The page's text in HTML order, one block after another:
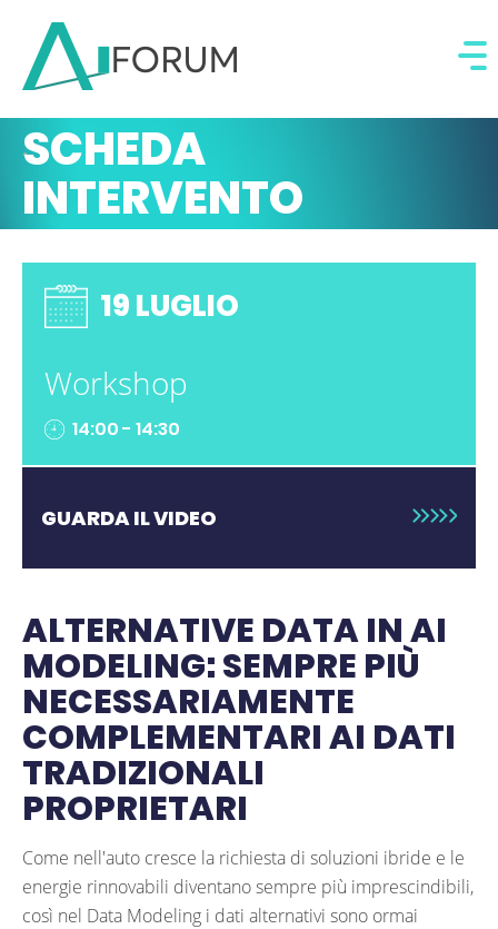
SCHEDA
INTERVENTO
19 LUGLIO
Workshop
14:00 - 14:30
GUARDA IL VIDEO
ALTERNATIVE DATA IN AI
MODELING: SEMPRE PIÙ
NECESSARIAMENTE
COMPLEMENTARI AI DATI
TRADIZIONALI
PROPRIETARI
Come nell'auto cresce la richiesta di soluzioni ibride e le
energie rinnovabili diventano sempre più imprescindibili,
così nel Data Modeling i dati alternativi sono ormai